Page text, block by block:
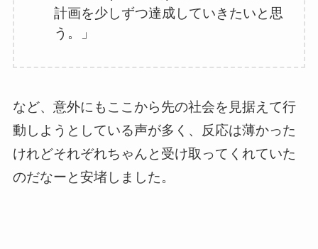
計画を少しずつ達成していきたいと思
う。」
など、意外にもここから先の社会を見据えて行
動しようとしている声が多く、反応は薄かった
けれどそれぞれちゃんと受け取ってくれていた
のだなーと安堵しました。